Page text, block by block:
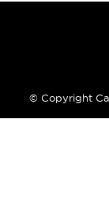
© Copyright